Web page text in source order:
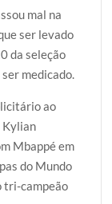
mal na
ser levado
da seleção
medicado.
ao
Kylian
Mbappé em
do Mundo
tri-campeão